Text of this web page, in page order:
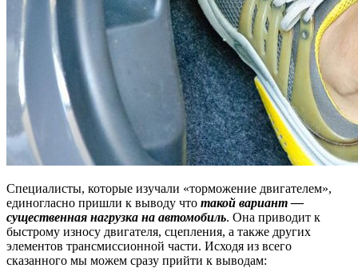
Специалисты, которые изучали «торможение двигателем»,
единогласно пришли к выводу что такой вариант —
существенная нагрузка на автомобиль. Она приводит к
быстрому износу двигателя, сцепления, а также других
элементов трансмиссионной части. Исходя из всего
сказанного мы можем сразу прийти к выводам: